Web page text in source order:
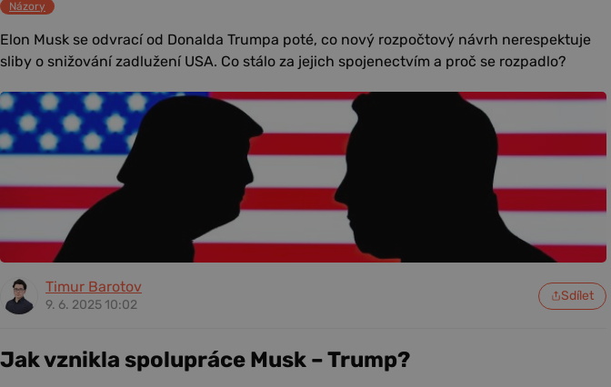
Názory
Elon Musk se odvrací od Donalda Trumpa poté, co nový rozpočtový návrh nerespektuje
sliby o snižování zadlužení USA. Co stálo za jejich spojenectvím a proč se rozpadlo?
Timur Barotov
9. 6. 2025 10:02
Sdílet
Jak vznikla spolupráce Musk – Trump?